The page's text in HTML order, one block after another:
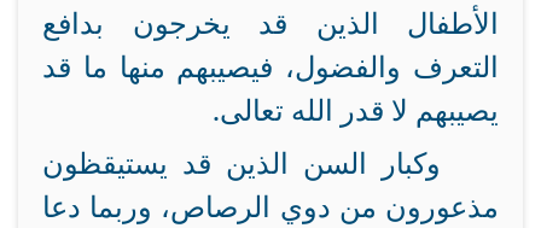
الأطفال الذين قد يخرجون بدافع
التعرف والفضول، فيصيبهم منها ما قد
يصيبهم لا قدر الله تعالى.
وكبار السن الذين قد يستيقظون
مذعورون من دوي الرصاص، وربما دعا